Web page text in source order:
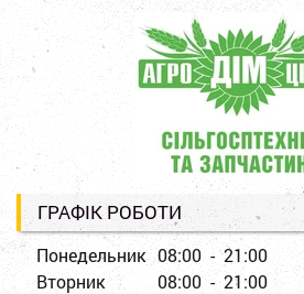
ГРАФІК РОБОТИ
Понедельник 08:00 - 21:00
Вторник
08:00 - 21:00